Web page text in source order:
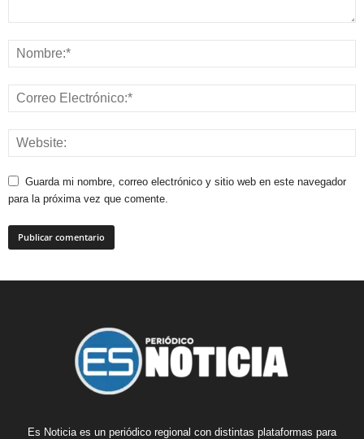
Guarda mi nombre, correo electrónico y sitio web en este navegador
para la próxima vez que comente.
Es Noticia es un periódico regional con distintas plataformas para